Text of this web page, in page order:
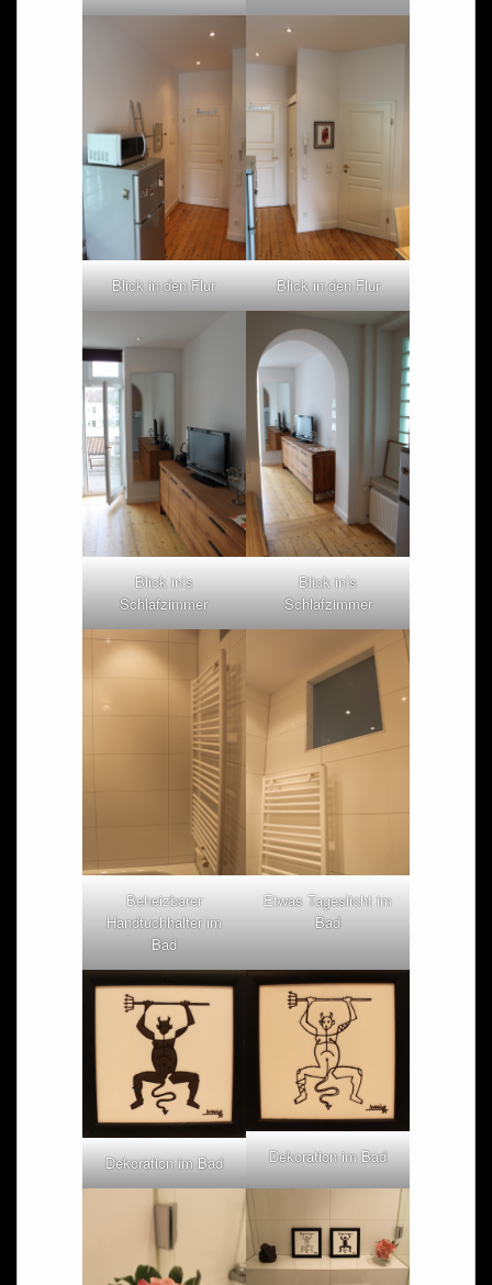
Blick in den Flur Blick in den Flur
Blick in’s
Schlafzimmer
Blick in’s
Schlafzimmer
Beheizbarer
Handtuchhalter im
Bad
Etwas Tageslicht im
Bad
Dekoration im Bad Dekoration im Bad